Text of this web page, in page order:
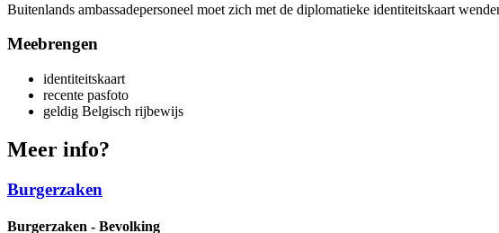
Buitenlands ambassadepersoneel moet zich met de diplomatieke identiteitskaart
Meebrengen
identiteitskaart
recente pasfoto
geldig Belgisch rijbewijs
Meer info?
Burgerzaken
Burgerzaken - Bevolking